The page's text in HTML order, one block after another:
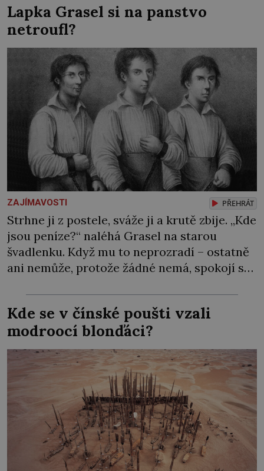
Lapka Grasel si na panstvo
netroufl?
ZAJÍMAVOSTI PŘEHRÁT
Strhne ji z postele, sváže ji a krutě zbije. „Kde
jsou peníze?“ naléhá Grasel na starou
švadlenku. Když mu to neprozradí – ostatně
ani nemůže, protože žádné nemá, spokojí se
Zraněná žena pár dní nato umírá. Je to muž
nebývale krutý. Jeho činy budí hrůzu ještě
dlouho po jeho smrti […]
Kde se v čínské poušti vzali
modroocí blonďáci?